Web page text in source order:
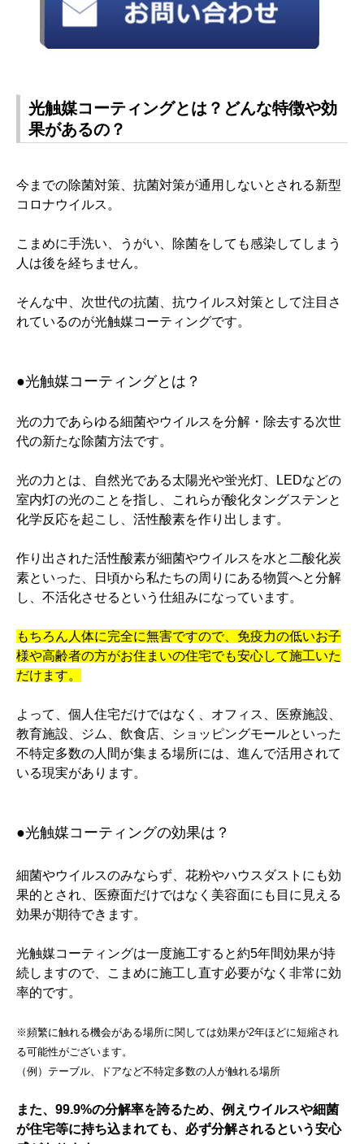
光触媒コーティングとは？どんな特徴や効
果があるの？
今までの除菌対策、抗菌対策が通用しないとされる新型
コロナウイルス。
こまめに手洗い、うがい、除菌をしても感染してしまう
人は後を経ちません。
そんな中、次世代の抗菌、抗ウイルス対策として注目さ
れているのが光触媒コーティングです。
●光触媒コーティングとは？
光の力であらゆる細菌やウイルスを分解・除去する次世
代の新たな除菌方法です。
光の力とは、自然光である太陽光や蛍光灯、LEDなどの
室内灯の光のことを指し、これらが酸化タングステンと
化学反応を起こし、活性酸素を作り出します。
作り出された活性酸素が細菌やウイルスを水と二酸化炭
素といった、日頃から私たちの周りにある物質へと分解
し、不活化させるという仕組みになっています。
もちろん人体に完全に無害ですので、免疫力の低いお子
様や高齢者の方がお住まいの住宅でも安心して施工いた
だけます。
よって、個人住宅だけではなく、オフィス、医療施設、
教育施設、ジム、飲食店、ショッピングモールといった
不特定多数の人間が集まる場所には、進んで活用されて
いる現実があります。
●光触媒コーティングの効果は？
細菌やウイルスのみならず、花粉やハウスダストにも効
果的とされ、医療面だけではなく美容面にも目に見える
効果が期待できます。
光触媒コーティングは一度施工すると約5年間効果が持
続しますので、こまめに施工し直す必要がなく非常に効
率的です。
※頻繁に触れる機会がある場所に関しては効果が2年ほどに短縮され
る可能性がございます。
（例）テーブル、ドアなど不特定多数の人が触れる場所
また、99.9%の分解率を誇るため、例えウイルスや細菌
が住宅等に持ち込まれても、必ず分解されるという安心